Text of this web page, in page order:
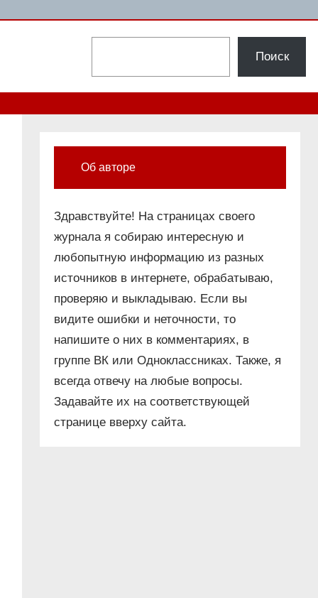
Поиск
Об авторе
Здравствуйте! На страницах своего
журнала я собираю интересную и
любопытную информацию из разных
источников в интернете, обрабатываю,
проверяю и выкладываю. Если вы
видите ошибки и неточности, то
напишите о них в комментариях, в
группе ВК или Одноклассниках. Также, я
всегда отвечу на любые вопросы.
Задавайте их на соответствующей
странице вверху сайта.